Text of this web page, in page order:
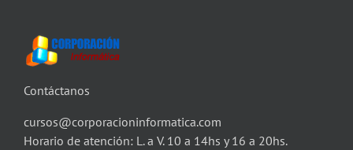
Contáctanos
cursos@corporacioninformatica.com
Horario de atención: L. a V. 10 a 14hs y 16 a 20hs.